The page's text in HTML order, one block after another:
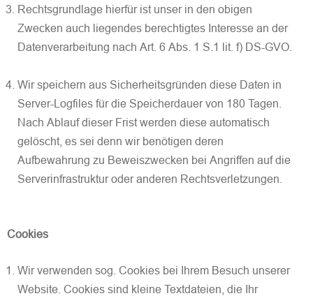
Rechtsgrundlage hierfür ist unser in den obigen
Zwecken auch liegendes berechtigtes Interesse an der
Datenverarbeitung nach Art. 6 Abs. 1 S.1 lit. f) DS-GVO.
Wir speichern aus Sicherheitsgründen diese Daten in
Server-Logfiles für die Speicherdauer von 180 Tagen.
Nach Ablauf dieser Frist werden diese automatisch
gelöscht, es sei denn wir benötigen deren
Aufbewahrung zu Beweiszwecken bei Angriffen auf die
Serverinfrastruktur oder anderen Rechtsverletzungen.
Cookies
Wir verwenden sog. Cookies bei Ihrem Besuch unserer
Website. Cookies sind kleine Textdateien, die Ihr